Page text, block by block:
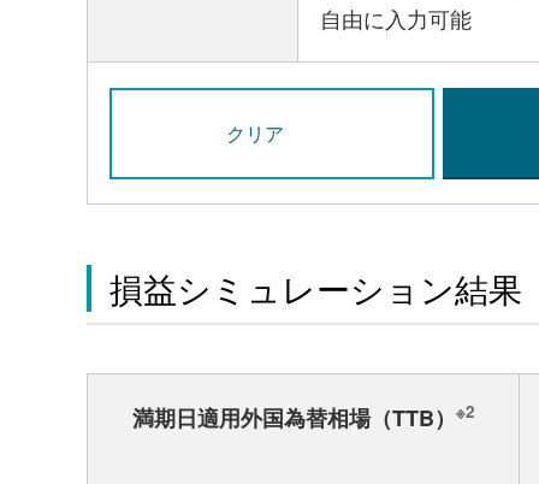
自由に入力可能
損益シミュレーション結果
満期日適用外国為替相場（TTB） ※2